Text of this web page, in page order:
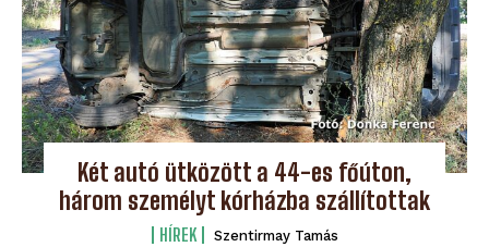
Két autó ütközött a 44-es főúton,
három személyt kórházba szállítottak
HÍREK Szentirmay Tamás